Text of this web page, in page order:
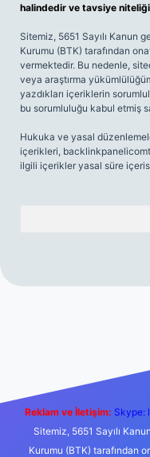
halindedir ve tavsiye niteliği
Sitemiz, 5651 Sayılı Kanun
Kurumu (BTK) tarafından
vermektedir. Bu nedenle,
veya araştırma
yazdıkları içeriklerin
bu sorumluluğu kabul etmiş
Hukuka ve yasal
içerikleri,
ilgili içerikler yasal süre
Reklam ve İletişim: Skype:
Sitemiz, 5651 Sayılı
Kurumu (BTK) tarafından